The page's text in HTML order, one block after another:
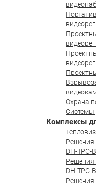
Охрана
Системы
Комплексы
Решения
DH-TPC-
Решения
DH-TPC-
Решения